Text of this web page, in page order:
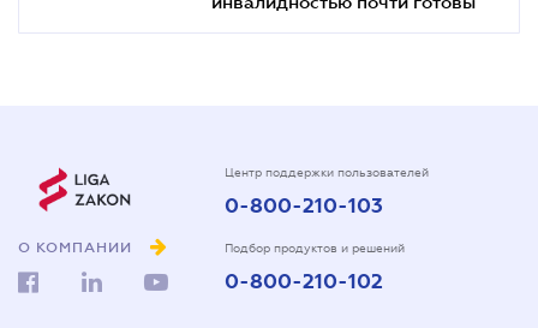
О КОМПАНИИ
Центр поддержки пользователей
0-800-210-103
Подбор продуктов и решений
0-800-210-102